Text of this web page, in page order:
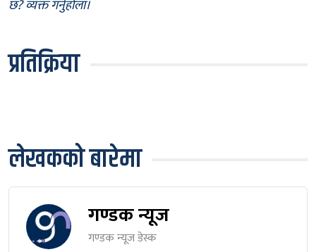
छ? व्यक्त गर्नुहोला।
प्रतिक्रिया
लेखकको बारेमा
गण्डक न्यूज
गण्डक न्यूज डेस्क